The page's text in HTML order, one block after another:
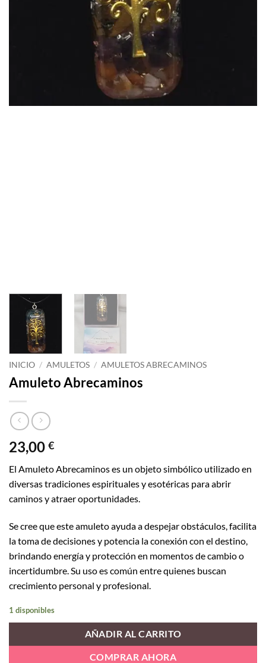
INICIO / AMULETOS / AMULETOS ABRECAMINOS
Amuleto Abrecaminos
23,00 €
El Amuleto Abrecaminos es un objeto simbólico utilizado en
diversas tradiciones espirituales y esotéricas para abrir
caminos y atraer oportunidades.
Se cree que este amuleto ayuda a despejar obstáculos, facilita
la toma de decisiones y potencia la conexión con el destino,
brindando energía y protección en momentos de cambio o
incertidumbre. Su uso es común entre quienes buscan
crecimiento personal y profesional.
1 disponibles
AÑADIR AL CARRITO
COMPRAR AHORA